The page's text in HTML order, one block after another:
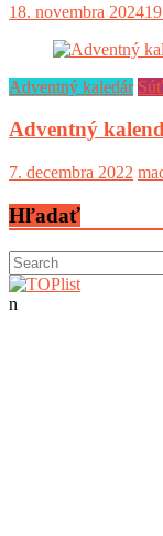
18. novembra 2024
Adventný kaledár
Adventný
7. decembra 2022
Hľadať
n